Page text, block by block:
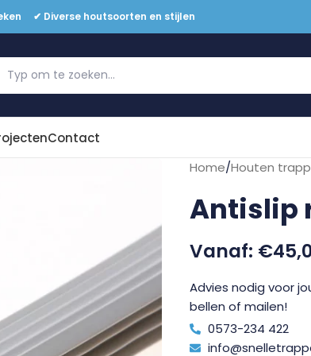
✔ Diverse houtsoorten en stijlen
Contact
Home/Houten
Antislip
€
Advies nodig voor
bellen of mailen!
0573-234 422